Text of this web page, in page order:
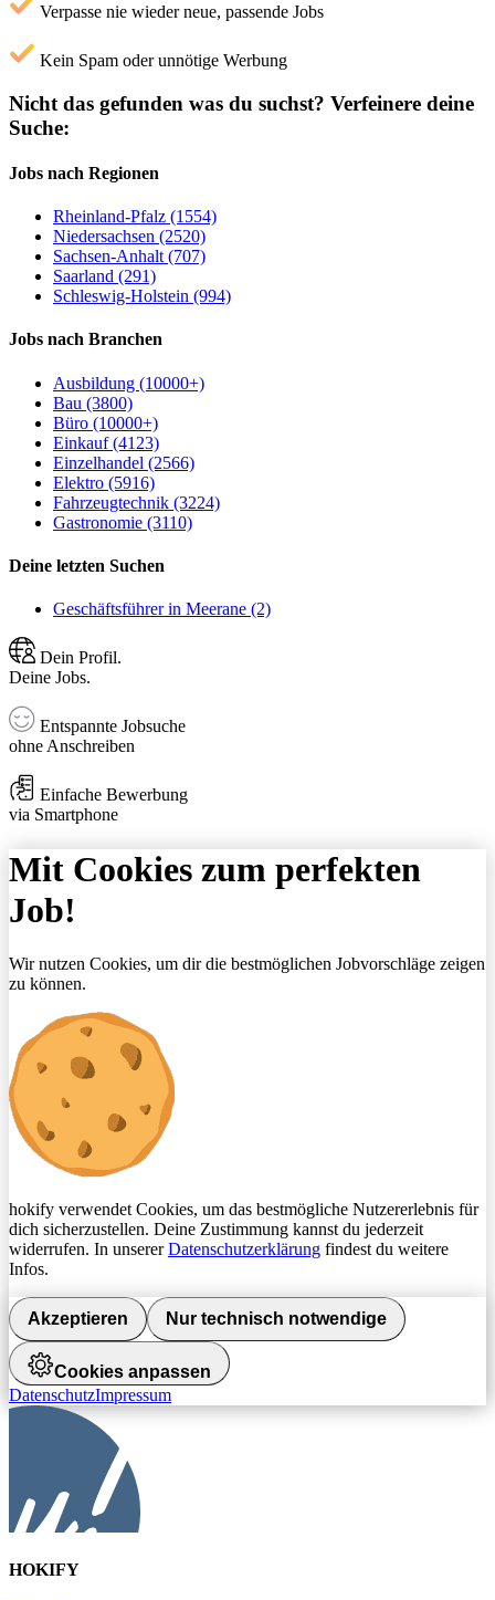
Verpasse nie wieder neue, passende Jobs
Kein Spam oder unnötige Werbung
Nicht das gefunden was du suchst? Verfeinere deine
Suche:
Jobs nach Regionen
Rheinland-Pfalz (1554)
Niedersachsen (2520)
Sachsen-Anhalt (707)
Saarland (291)
Schleswig-Holstein (994)
Jobs nach Branchen
Ausbildung (10000+)
Bau (3800)
Büro (10000+)
Einkauf (4123)
Einzelhandel (2566)
Elektro (5916)
Fahrzeugtechnik (3224)
Gastronomie (3110)
Deine letzten Suchen
Geschäftsführer in Meerane (2)
Dein Profil.
Deine Jobs.
Entspannte Jobsuche
ohne Anschreiben
Einfache Bewerbung
via Smartphone
Mit Cookies zum perfekten
Job!
Wir nutzen Cookies, um dir die bestmöglichen Jobvorschläge zeigen
zu können.
hokify verwendet Cookies, um das bestmögliche Nutzererlebnis für
dich sicherzustellen. Deine Zustimmung kannst du jederzeit
widerrufen. In unsererDatenschutzerklärung findest du weitere
Infos.
Akzeptieren Nur technisch notwendige
Cookies anpassen
DatenschutzImpressum
HOKIFY